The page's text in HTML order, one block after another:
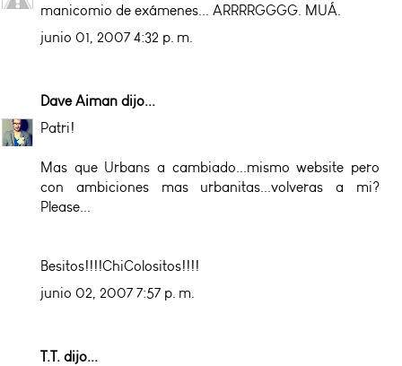
manicomio de exámenes... ARRRRGGGG. MUÁ.
junio 01, 2007 4:32 p. m.
Dave Aiman dijo...
Patri!
Mas que Urbans a cambiado...mismo website pero
con ambiciones mas urbanitas...volveras a mi?
Please...
Besitos!!!!ChiColositos!!!!
junio 02, 2007 7:57 p. m.
T.T. dijo...